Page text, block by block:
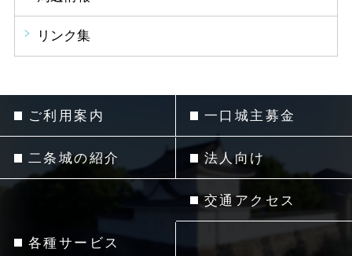
リンク集
ご利用案内
二条城の紹介
各種サービス
一口城主募金
法人向け
交通アクセス